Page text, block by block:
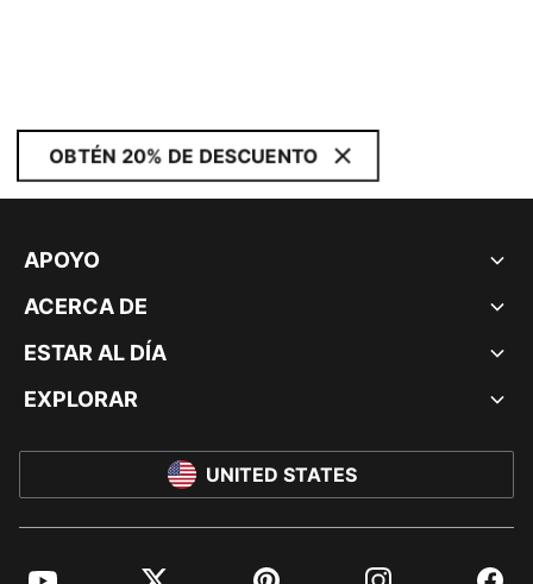
OBTÉN 20% DE DESCUENTO
APOYO
ACERCA DE
ESTAR AL DÍA
EXPLORAR
UNITED STATES